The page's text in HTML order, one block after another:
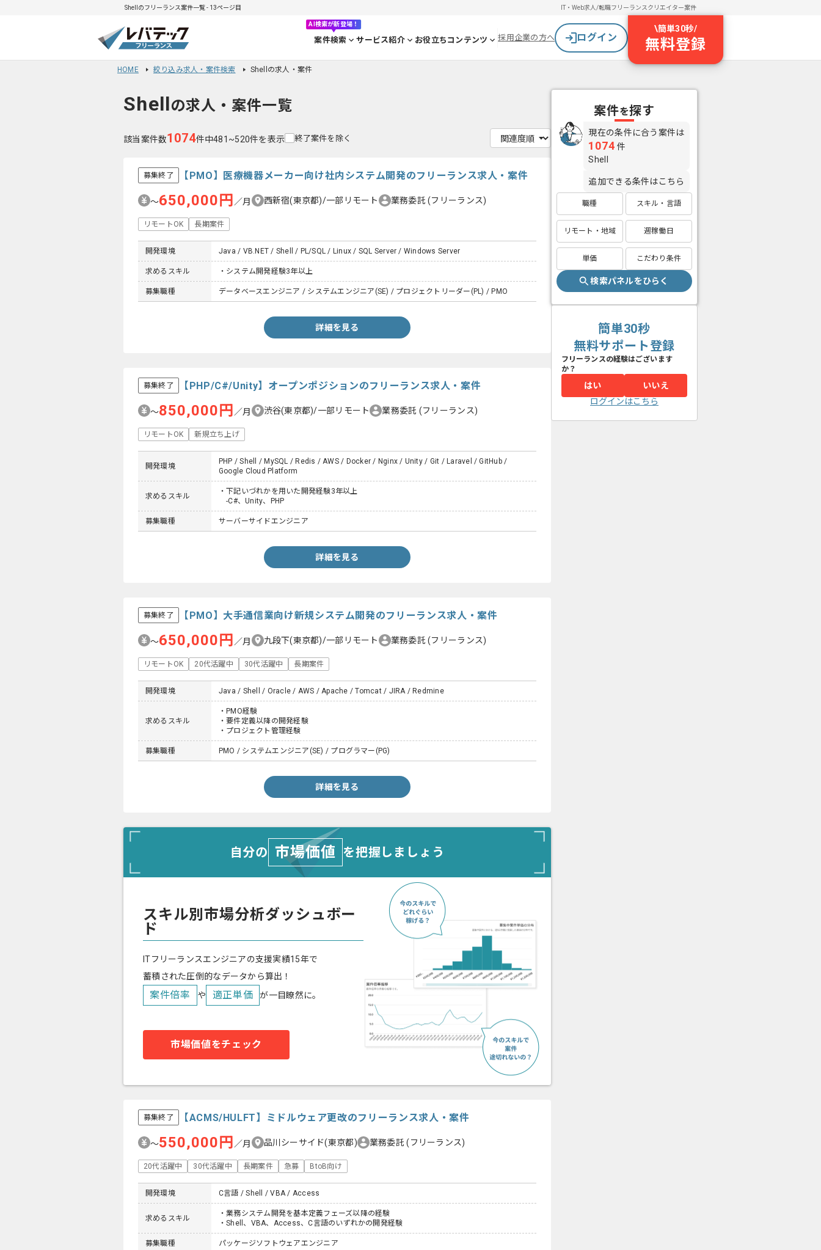
Shellのフリーランス案件一覧 - 13ページ目 IT・Web求人/転職フリーランスクリエイター案件
AI検索が新登場！
案件検索 サービス紹介 お役立ちコンテンツ 採用企業の方へ ログイン
\簡単30秒/
無料登録
HOME 絞り込み求人・案件検索 Shellの求人・案件
Shellの求人・案件一覧
該当案件数1074件中481~520件を表示 終了案件を除く
募集終了 【PMO】医療機器メーカー向け社内システム開発のフリーランス求人・案件
〜650,000円 ／月 西新宿(東京都)/一部リモート 業務委託(フリーランス)
リモートOK 長期案件
開発環境 Java / VB.NET / Shell / PL/SQL / Linux / SQL Server / Windows Server
求めるスキル ・システム開発経験3年以上
募集職種 データベースエンジニア / システムエンジニア(SE) / プロジェクトリーダー(PL) / PMO
詳細を見る
募集終了 【PHP/C#/Unity】オープンポジションのフリーランス求人・案件
〜850,000円 ／月 渋谷(東京都)/一部リモート 業務委託 (フリーランス)
リモートOK 新規立ち上げ
開発環境
PHP / Shell / MySQL / Redis / AWS / Docker / Nginx / Unity / Git / Laravel / GitHub /
Google Cloud Platform
求めるスキル
・下記いづれかを用いた開発経験3年以上
-C#、Unity、PHP
募集職種 サーバーサイドエンジニア
詳細を見る
募集終了 【PMO】大手通信業向け新規システム開発のフリーランス求人・案件
〜650,000円 ／月 九段下(東京都)/一部リモート 業務委託(フリーランス)
リモートOK 20代活躍中 30代活躍中 長期案件
開発環境 Java / Shell / Oracle / AWS / Apache / Tomcat / JIRA / Redmine
求めるスキル
・PMO経験
・要件定義以降の開発経験
・プロジェクト管理経験
募集職種 PMO / システムエンジニア(SE) / プログラマー(PG)
詳細を見る
自分の 市場価値 を把握しましょう
スキル別市場分析ダッシュボー
ド
ITフリーランスエンジニアの支援実績15年で
蓄積された圧倒的なデータから算出！
案件倍率 や 適正単価 が一目瞭然に。
市場価値をチェック
募集終了 【ACMS/HULFT】ミドルウェア更改のフリーランス求人・案件
〜550,000円 ／月 品川シーサイド(東京都) 業務委託(フリーランス)
20代活躍中 30代活躍中 長期案件 急募 BtoB向け
開発環境 C言語 / Shell / VBA / Access
求めるスキル
・業務システム開発を基本定義フェーズ以降の経験
・Shell、VBA、Access、C言語のいずれかの開発経験
募集職種 パッケージソフトウェアエンジニア
案件を探す
現在の条件に合う案件は
1074 件
Shell
追加できる条件はこちら
職種 スキル・言語
リモート・地域 週稼働日
単価 こだわり条件
検索パネルをひらく
簡単30秒
無料サポート登録
フリーランスの経験はございます
か？
はい
いいえ
ログインはこちら